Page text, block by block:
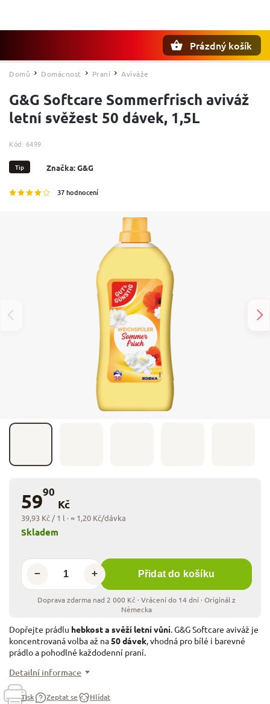
Prázdný košík
Domů / Domácnost / Praní / Aviváže
G&G Softcare Sommerfrisch aviváž
letní svěžest 50 dávek, 1,5L
Kód: 6499
Tip
37 hodnocení
Značka:G&G
5990
Kč
39,93 Kč / 1 l · ≈ 1,20 Kč/dávka
+
− Přidat do košíku
Skladem
Dopřejte prádlu hebkost a svěží letní vůni. G&G Softcare aviváž je
koncentrovaná volba až na50 dávek, vhodná pro bílé i barevné
prádlo a pohodlné každodenní praní.
Detailní informace
Tisk Zeptat se Hlídat